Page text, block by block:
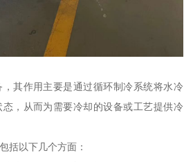
其作用主要是通过循环制冷系统将水冷
，从而为需要冷却的设备或工艺提供冷
括以下几个方面：